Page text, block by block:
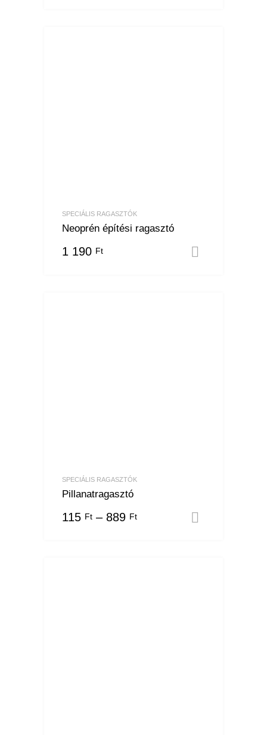
SPECIÁLIS RAGASZTÓK
Neoprén építési ragasztó
1 190 Ft
SPECIÁLIS RAGASZTÓK
Pillanatragasztó
115 Ft – 889 Ft